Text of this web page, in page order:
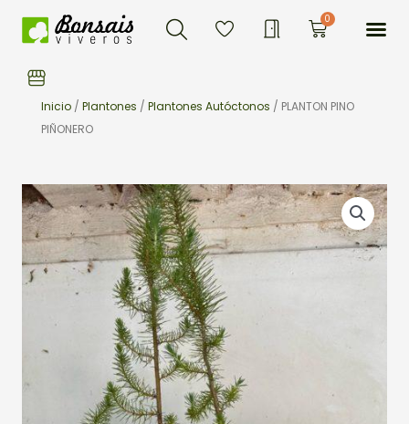
Buscar 0Carrito
Inicio / Plantones / Plantones Autóctonos / PLANTON PINO
PIÑONERO